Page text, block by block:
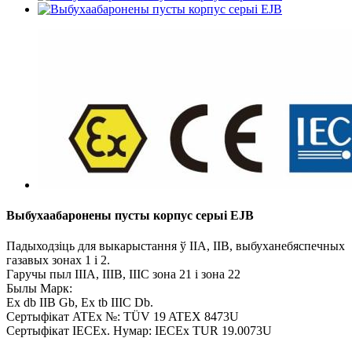
Выбухаабаронены пусты корпус серыі EJB
Падыходзіць для выкарыстання ў IIA, IIB, выбуханебяспечных
газавых зонах 1 і 2.
Гаручы пыл IIIA, IIIB, IIIC зона 21 і зона 22
Былы Марк:
Ex db IIB Gb, Ex tb IIIC Db.
Сертыфікат ATEx №: TÜV 19 ATEX 8473U
Сертыфікат IECEx. Нумар: IECEx TUR 19.0073U